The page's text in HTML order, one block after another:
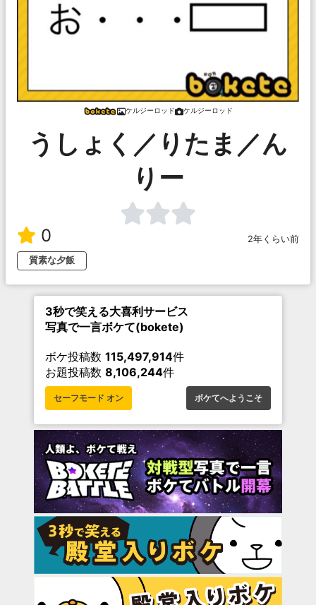
ケルジーロッド ケルジーロッド
うしょく／りたま／ん
りー
0
2年くらい前
質素な夕飯
3秒で笑える大喜利サービス
写真で一言ボケて(bokete)
ボケ投稿数 115,497,914件
お題投稿数 8,106,244件
セーフモード オン ボケてへようこそ